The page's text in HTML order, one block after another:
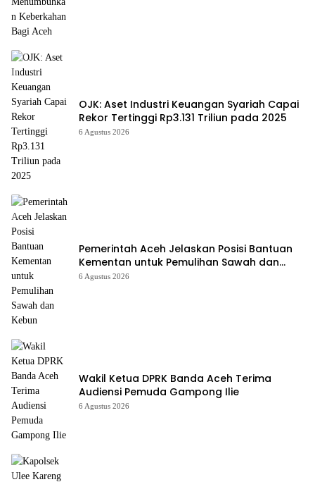
OJK: Aset Industri Keuangan Syariah Capai
Rekor Tertinggi Rp3.131 Triliun pada 2025
6 Agustus 2026
Pemerintah Aceh Jelaskan Posisi Bantuan
Kementan untuk Pemulihan Sawah dan
Kebun
6 Agustus 2026
Wakil Ketua DPRK Banda Aceh Terima
Audiensi Pemuda Gampong Ilie
6 Agustus 2026